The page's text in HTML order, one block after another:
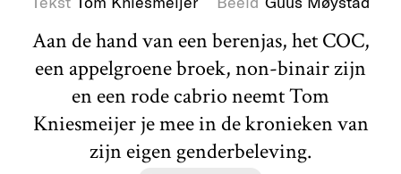
Aan de hand van een berenjas, het COC,
een appelgroene broek, non-binair zijn
en een rode cabrio neemt Tom
Kniesmeijer je mee in de kronieken van
zijn eigen genderbeleving.